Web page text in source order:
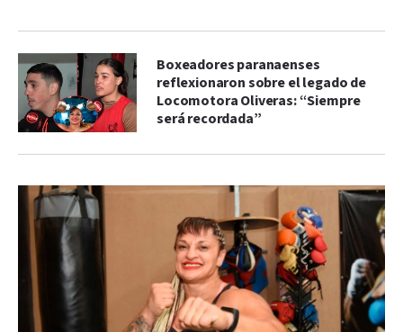
Boxeadores paranaenses
reflexionaron sobre el legado de
Locomotora Oliveras: “Siempre
será recordada”